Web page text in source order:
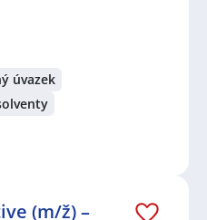
úvazek
(m/ž) –